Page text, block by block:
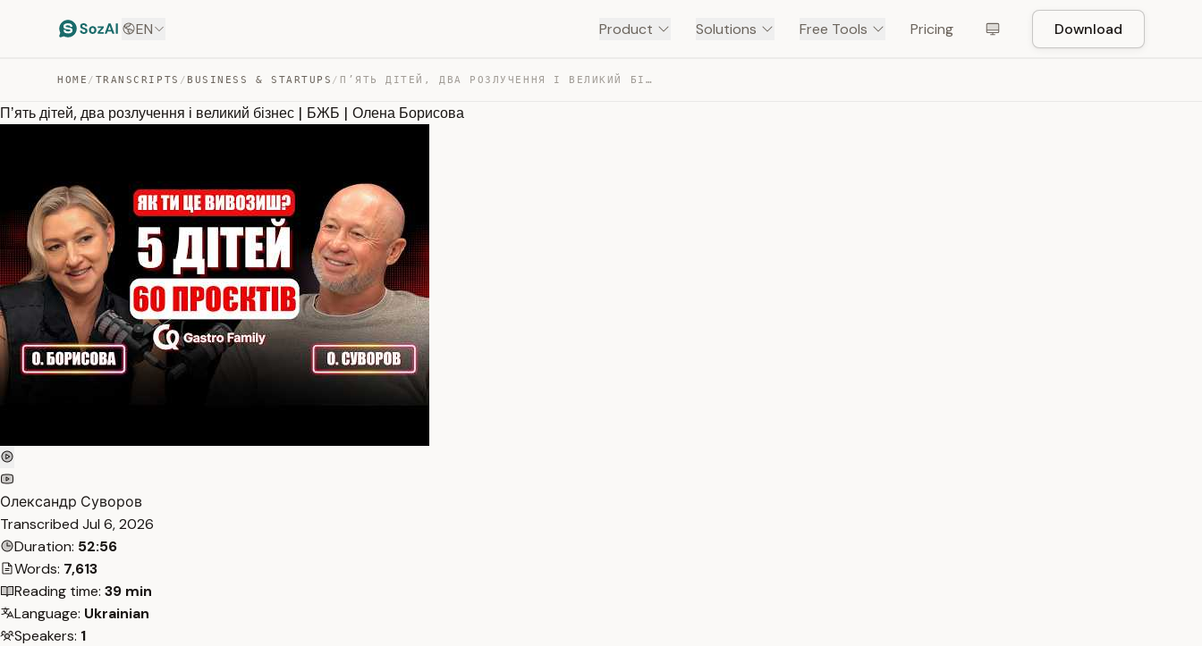
EN Product Solutions Free Tools Pricing Download
HOME / TRANSCRIPTS / BUSINESS & STARTUPS / ПʼЯТЬ ДІТЕЙ, ДВА РОЗЛУЧЕННЯ І ВЕЛИКИЙ БІЗНЕС | БЖБ | ОЛ… — TRANSCRIPT
Пʼять дітей, два розлучення і великий бізнес | БЖБ | Олена Борисова
Олександр Суворов
Transcribed Jul 6, 2026
Duration: 52:56
Words: 7,613
Reading time: 39 min
Language: Ukrainian
Speakers: 1